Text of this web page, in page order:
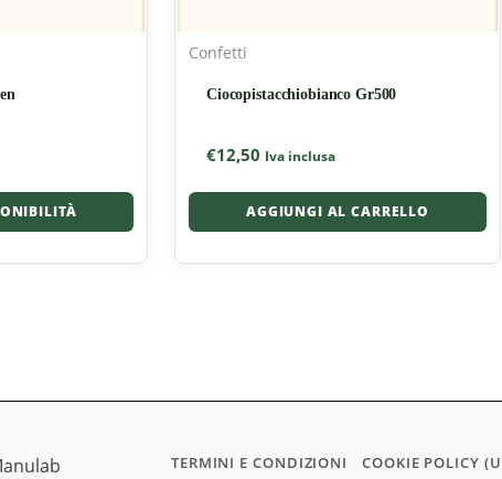
Confetti
Ciocopistacchiobianco Gr500
€12,50 Iva inclusa
AGGIUNGI AL CARRELLO
TERMINI E CONDIZIONI COOKIE POLICY